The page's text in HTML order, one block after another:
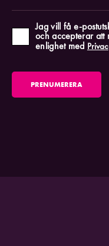
Jag vill få e-
och accepterar att
enlighet med
PRENUMERERA